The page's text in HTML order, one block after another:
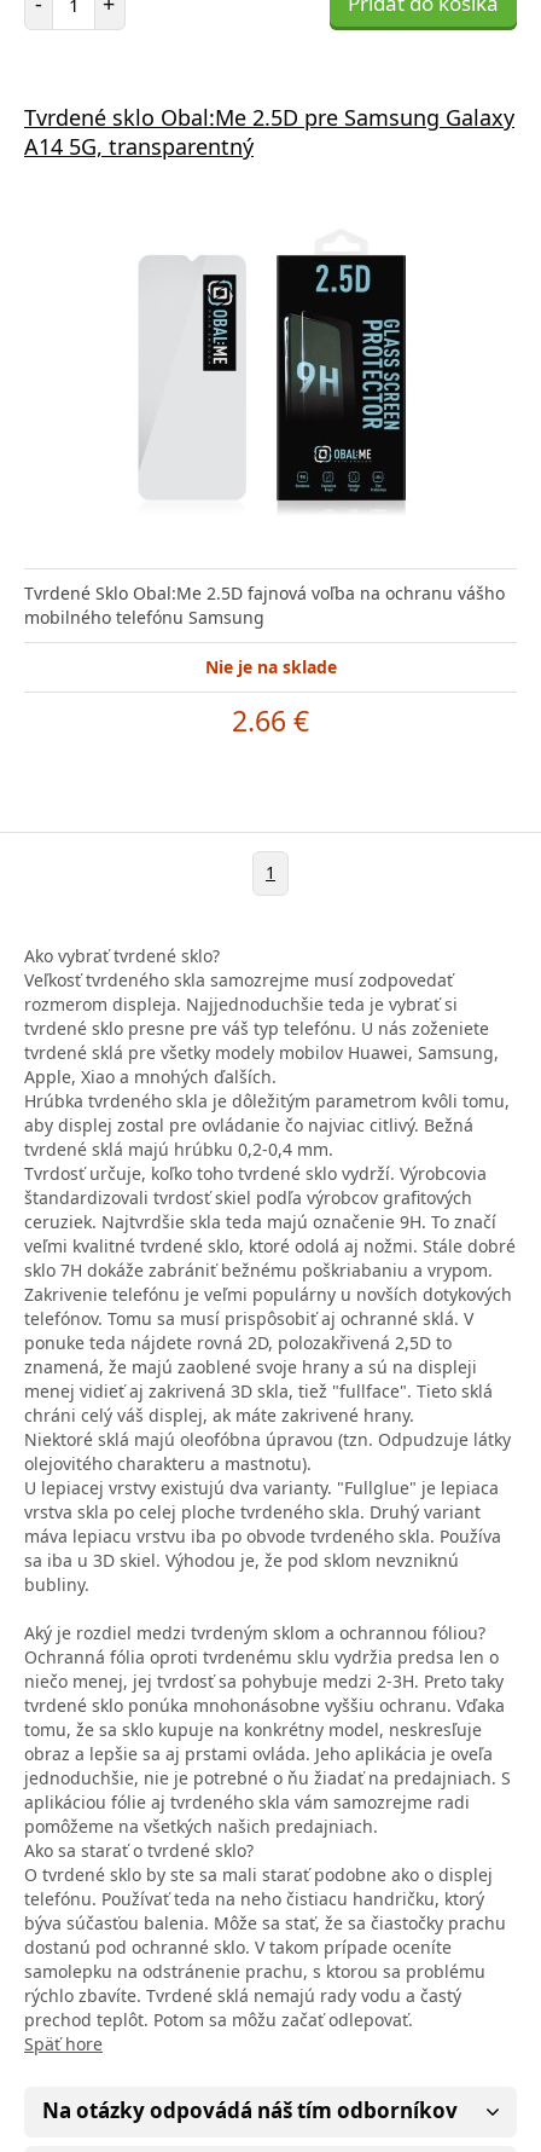
Tvrdené sklo Obal:Me 2.5D pre Samsung Galaxy
A14 5G, transparentný
Tvrdené Sklo Obal:Me 2.5D fajnová voľba na ochranu vášho
mobilného telefónu Samsung
Nie je na sklade
2.66 €
1
Ako vybrať tvrdené sklo?
Veľkosť tvrdeného skla samozrejme musí zodpovedať
rozmerom displeja. Najjednoduchšie teda je vybrať si
tvrdené sklo presne pre váš typ telefónu. U nás zoženiete
tvrdené sklá pre všetky modely mobilov Huawei, Samsung,
Apple, Xiao a mnohých ďalších.
Hrúbka tvrdeného skla je dôležitým parametrom kvôli tomu,
aby displej zostal pre ovládanie čo najviac citlivý. Bežná
tvrdené sklá majú hrúbku 0,2-0,4 mm.
Tvrdosť určuje, koľko toho tvrdené sklo vydrží. Výrobcovia
štandardizovali tvrdosť skiel podľa výrobcov grafitových
ceruziek. Najtvrdšie skla teda majú označenie 9H. To značí
veľmi kvalitné tvrdené sklo, ktoré odolá aj nožmi. Stále dobré
sklo 7H dokáže zabrániť bežnému poškriabaniu a vrypom.
Zakrivenie telefónu je veľmi populárny u novších dotykových
telefónov. Tomu sa musí prispôsobiť aj ochranné sklá. V
ponuke teda nájdete rovná 2D, polozakřivená 2,5D to
znamená, že majú zaoblené svoje hrany a sú na displeji
menej vidieť aj zakrivená 3D skla, tiež "fullface". Tieto sklá
chráni celý váš displej, ak máte zakrivené hrany.
Niektoré sklá majú oleofóbna úpravou (tzn. Odpudzuje látky
olejovitého charakteru a mastnotu).
U lepiacej vrstvy existujú dva varianty. "Fullglue" je lepiaca
vrstva skla po celej ploche tvrdeného skla. Druhý variant
máva lepiacu vrstvu iba po obvode tvrdeného skla. Používa
sa iba u 3D skiel. Výhodou je, že pod sklom nevzniknú
bubliny.
Aký je rozdiel medzi tvrdeným sklom a ochrannou fóliou?
Ochranná fólia oproti tvrdenému sklu vydržia predsa len o
niečo menej, jej tvrdosť sa pohybuje medzi 2-3H. Preto taky
tvrdené sklo ponúka mnohonásobne vyššiu ochranu. Vďaka
tomu, že sa sklo kupuje na konkrétny model, neskresľuje
obraz a lepšie sa aj prstami ovláda. Jeho aplikácia je oveľa
jednoduchšie, nie je potrebné o ňu žiadať na predajniach. S
aplikáciou fólie aj tvrdeného skla vám samozrejme radi
pomôžeme na všetkých našich predajniach.
Ako sa starať o tvrdené sklo?
O tvrdené sklo by ste sa mali starať podobne ako o displej
telefónu. Používať teda na neho čistiacu handričku, ktorý
býva súčasťou balenia. Môže sa stať, že sa čiastočky prachu
dostanú pod ochranné sklo. V takom prípade oceníte
samolepku na odstránenie prachu, s ktorou sa problému
rýchlo zbavíte. Tvrdené sklá nemajú rady vodu a častý
prechod teplôt. Potom sa môžu začať odlepovať.
Späť hore
Na otázky odpovádá náš tím odborníkov